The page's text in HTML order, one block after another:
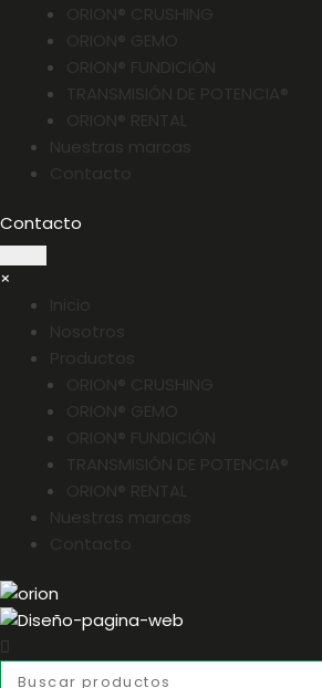
ORION® CRUSHING
ORION® GEMO
ORION® FUNDICIÓN
TRANSMISIÓN DE POTENCIA®
ORION® RENTAL
Nuestras marcas
Contacto
Contacto
×
Inicio
Nosotros
Productos
ORION® CRUSHING
ORION® GEMO
ORION® FUNDICIÓN
TRANSMISIÓN DE POTENCIA®
ORION® RENTAL
Nuestras marcas
Contacto